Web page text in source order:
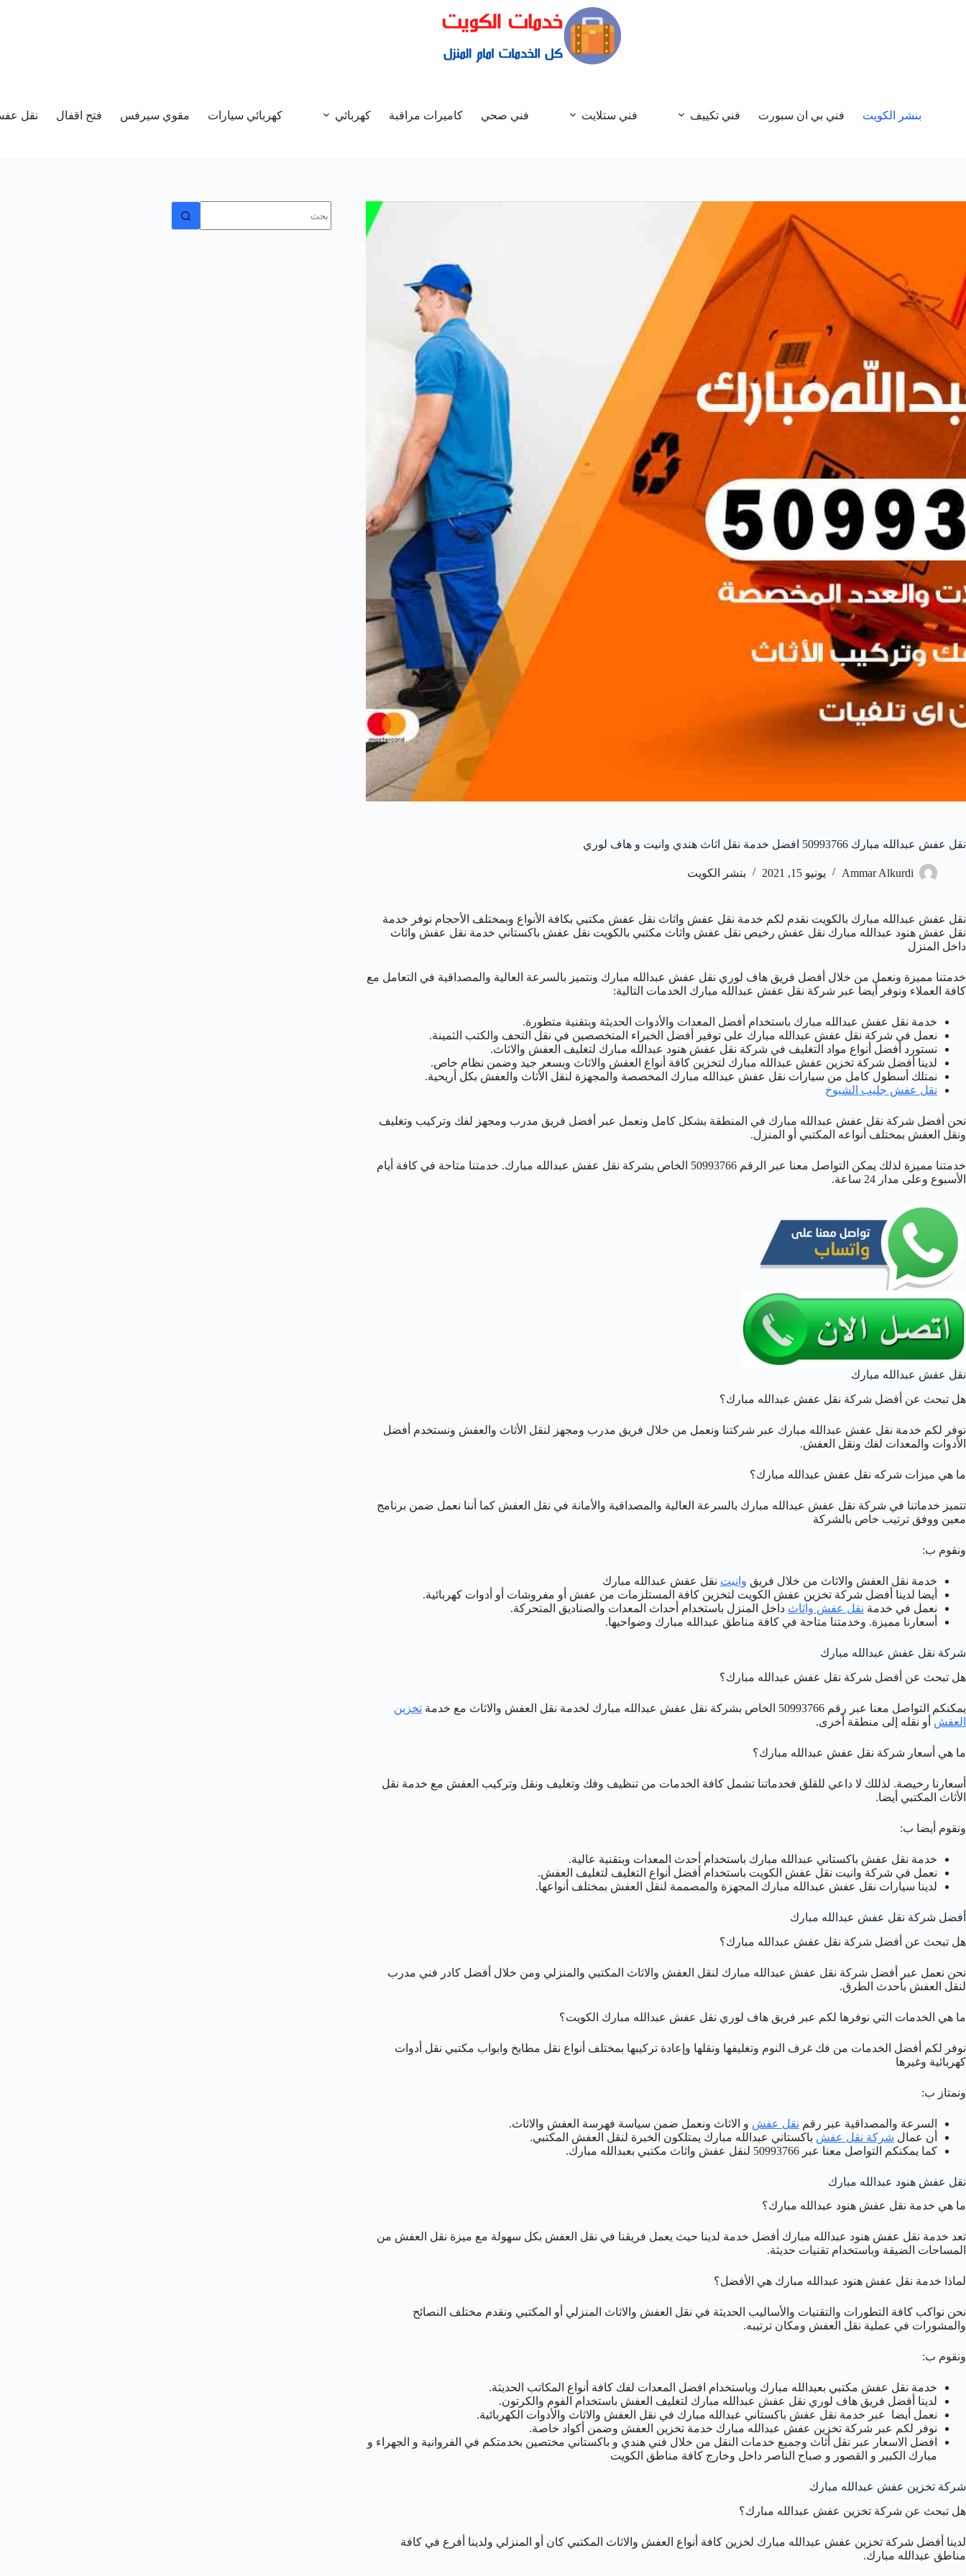
بنشر الكويت فني بي ان سبورت فني تكييف فني ستلايت فني صحي كاميرات مراقبة كهربائي كهربائي سيارات مقوي سيرفس فتح اقفال نقل
نقل عفش عبدالله مبارك 50993766 افضل خدمة نقل اثاث هندي وانيت و هاف لوري
Ammar Alkurdi يونيو 15, 2021 بنشر الكويت
نقل عفش عبدالله مبارك بالكويت نقدم لكم خدمة نقل عفش واثاث نقل عفش مكتبي بكافة الأنواع وبمختلف الأحجام نوفر خدمة
نقل عفش هنود عبدالله مبارك نقل عفش رخيص نقل عفش واثاث مكتبي بالكويت نقل عفش باكستاني خدمة نقل عفش واثاث
داخل المنزل
خدمتنا مميزة ونعمل من خلال أفضل فريق هاف لوري نقل عفش عبدالله مبارك ونتميز بالسرعة العالية والمصداقية في التعامل مع
كافة العملاء ونوفر أيضا عبر شركة نقل عفش عبدالله مبارك الخدمات التالية:
خدمة نقل عفش عبدالله مبارك باستخدام أفضل المعدات والأدوات الحديثة وبتقنية متطورة.
نعمل في شركة نقل عفش عبدالله مبارك على توفير أفضل الخبراء المتخصصين في نقل التحف والكتب الثمينة.
نستورد أفضل أنواع مواد التغليف في شركة نقل عفش هنود عبدالله مبارك لتغليف العفش والاثاث.
لدينا أفضل شركة تخزين عفش عبدالله مبارك لتخزين كافة أنواع العفش والاثاث وبسعر جيد وضمن نظام خاص.
نمتلك أسطول كامل من سيارات نقل عفش عبدالله مبارك المخصصة والمجهزة لنقل الأثاث والعفش بكل أريحية.
نقل عفش جليب الشيوخ
نحن أفضل شركة نقل عفش عبدالله مبارك في المنطقة بشكل كامل ونعمل عبر أفضل فريق مدرب ومجهز لفك وتركيب وتغليف
ونقل العفش بمختلف أنواعه المكتبي أو المنزل.
خدمتنا مميزة لذلك يمكن التواصل معنا عبر الرقم 50993766 الخاص بشركة نقل عفش عبدالله مبارك. خدمتنا متاحة في كافة أيام
الأسبوع وعلى مدار 24 ساعة.
نقل عفش عبدالله مبارك
هل تبحث عن أفضل شركة نقل عفش عبدالله مبارك؟
نوفر لكم خدمة نقل عفش عبدالله مبارك عبر شركتنا ونعمل من خلال فريق مدرب ومجهز لنقل الأثاث والعفش ونستخدم أفضل
الأدوات والمعدات لفك ونقل العفش.
ما هي ميزات شركه نقل عفش عبدالله مبارك؟
تتميز خدماتنا في شركة نقل عفش عبدالله مبارك بالسرعة العالية والمصداقية والأمانة في نقل العفش كما أننا نعمل ضمن برنامج
معين ووفق ترتيب خاص بالشركة
ونقوم ب:
خدمة نقل العفش والاثاث من خلال فريق وانيت نقل عفش عبدالله مبارك
أيضا لدينا أفضل شركة تخزين عفش الكويت لتخزين كافة المستلزمات من عفش أو مفروشات أو أدوات كهربائية.
نعمل في خدمة نقل عفش واثاث داخل المنزل باستخدام أحداث المعدات والصناديق المتحركة.
أسعارنا مميزة. وخدمتنا متاحة في كافة مناطق عبدالله مبارك وضواحيها.
شركة نقل عفش عبدالله مبارك
هل تبحث عن أفضل شركة نقل عفش عبدالله مبارك؟
يمكنكم التواصل معنا عبر رقم 50993766 الخاص بشركة نقل عفش عبدالله مبارك لخدمة نقل العفش والاثاث مع خدمة
تخزين
العفش أو نقله إلى منطقة أخرى.
ما هي أسعار شركة نقل عفش عبدالله مبارك؟
أسعارنا رخيصة. لذللك لا داعي للقلق فخدماتنا تشمل كافة الخدمات من تنظيف وفك وتغليف ونقل وتركيب العفش مع خدمة نقل
الأثاث المكتبي أيضا.
ونقوم أيضا ب:
خدمة نقل عفش باكستاني عبدالله مبارك باستخدام أحدث المعدات وبتقنية عالية.
نعمل في شركة وانيت نقل عفش الكويت باستخدام أفضل أنواع التغليف لتغليف العفش.
لدينا سيارات نقل عفش عبدالله مبارك المجهزة والمصممة لنقل العفش بمختلف أنواعها.
أفضل شركة نقل عفش عبدالله مبارك
هل تبحث عن أفضل شركة نقل عفش عبدالله مبارك؟
نحن نعمل عبر أفضل شركة نقل عفش عبدالله مبارك لنقل العفش والاثاث المكتبي والمنزلي ومن خلال أفضل كادر فني مدرب
لنقل العفش بأحدث الطرق.
ما هي الخدمات التي نوفرها لكم عبر فريق هاف لوري نقل عفش عبدالله مبارك الكويت؟
نوفر لكم أفضل الخدمات من فك غرف النوم وتغليفها ونقلها وإعادة تركيبها بمختلف أنواع نقل مطابخ وابواب مكتبي نقل أدوات
كهربائية وغيرها
ونمتاز ب:
السرعة والمصداقية عبر رقم نقل عفش و الاثاث ونعمل ضمن سياسة فهرسة العفش والاثاث.
أن عمال شركة نقل عفش باكستاني عبدالله مبارك يمتلكون الخبرة لنقل العفش المكتبي.
كما يمكنكم التواصل معنا عبر 50993766 لنقل عفش واثاث مكتبي بعبدالله مبارك.
نقل عفش هنود عبدالله مبارك
ما هي خدمة نقل عفش هنود عبدالله مبارك؟
تعد خدمة نقل عفش هنود عبدالله مبارك أفضل خدمة لدينا حيث يعمل فريقنا في نقل العفش بكل سهولة مع ميزة نقل العفش من
المساحات الضيقة وباستخدام تقنيات حديثة.
لماذا خدمة نقل عفش هنود عبدالله مبارك هي الأفضل؟
نحن نواكب كافة التطورات والتقنيات والأساليب الحديثة في نقل العفش والاثاث المنزلي أو المكتبي ونقدم مختلف النصائح
والمشورات في عملية نقل العفش ومكان ترتيبه.
ونقوم ب:
خدمة نقل عفش مكتبي بعبدالله مبارك وباستخدام افضل المعدات لفك كافة أنواع المكاتب الحديثة.
لدينا أفضل فريق هاف لوري نقل عفش عبدالله مبارك لتغليف العفش باستخدام الفوم والكرتون.
نعمل أيضا عبر خدمة نقل عفش باكستاني عبدالله مبارك في نقل العفش والاثاث والأدوات الكهربائية.
نوفر لكم عبر شركة تخزين عفش عبدالله مبارك خدمة تخزين العفش وضمن أكواد خاصة.
افضل الاسعار عبر نقل أثاث وجميع خدمات النقل من خلال فني هندي و باكستاني مختصين بخدمتكم في الفروانية و الجهراء و
مبارك الكبير و القصور و صباح الناصر داخل وخارج كافة مناطق الكويت
شركة تخزين عفش عبدالله مبارك
هل تبحث عن شركة تخزين عفش عبدالله مبارك؟
لدينا أفضل شركة تخزين عفش عبدالله مبارك لخزين كافة أنواع العفش والاثاث المكتبي كان أو المنزلي ولدينا أفرع في كافة
مناطق عبدالله مبارك.